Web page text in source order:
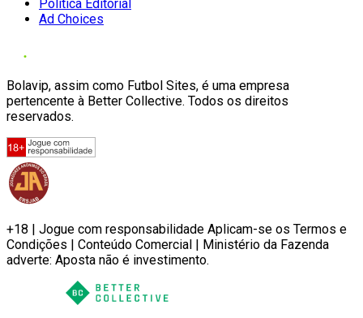
Política Editorial
Ad Choices
Bolavip, assim como Futbol Sites, é uma empresa
pertencente à Better Collective. Todos os direitos
reservados.
+18 | Jogue com responsabilidade Aplicam-se os Termos e
Condições | Conteúdo Comercial | Ministério da Fazenda
adverte: Aposta não é investimento.